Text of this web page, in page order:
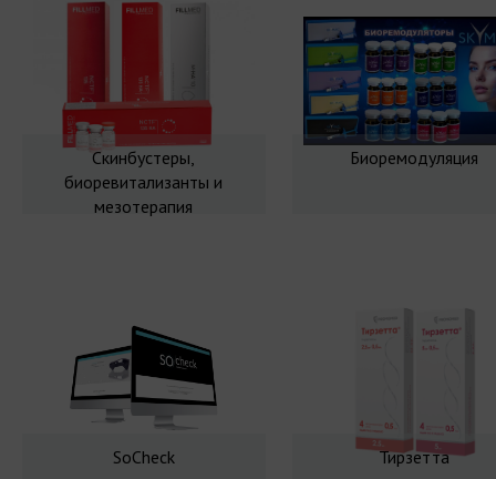
Скинбустеры,
биоревитализанты и
мезотерапия
Биоремодуляция
SoCheck Тирзетта